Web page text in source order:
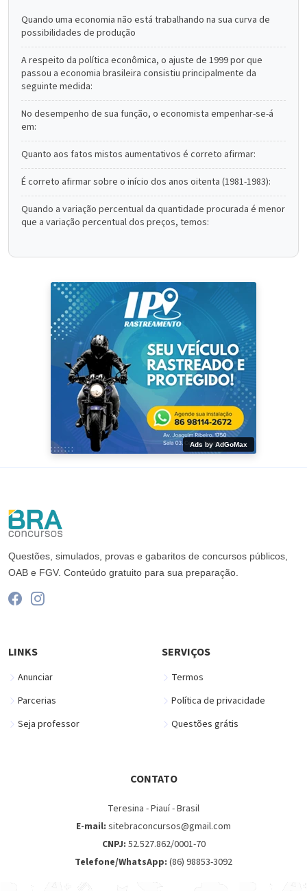
Quando uma economia não está trabalhando na sua curva de
possibilidades de produção
A respeito da política econômica, o ajuste de 1999 por que
passou a economia brasileira consistiu principalmente da
seguinte medida:
No desempenho de sua função, o economista empenhar-se-á
em:
Quanto aos fatos mistos aumentativos é correto afirmar:
É correto afirmar sobre o início dos anos oitenta (1981-1983):
Quando a variação percentual da quantidade procurada é menor
que a variação percentual dos preços, temos:
Ads by AdGoMax
Questões, simulados, provas e gabaritos de concursos públicos,
OAB e FGV. Conteúdo gratuito para sua preparação.
LINKS
Anunciar
Parcerias
Seja professor
SERVIÇOS
Termos
Política de privacidade
Questões grátis
CONTATO
Teresina - Piauí - Brasil
E-mail: sitebraconcursos@gmail.com
CNPJ: 52.527.862/0001-70
Telefone/WhatsApp: (86) 98853-3092